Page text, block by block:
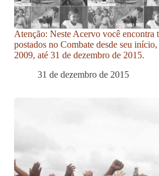
Atenção: Neste Acervo você encontra
postados no Combate desde seu
2009, até 31 de dezembro de 2015.
31 de dezembro de 2015